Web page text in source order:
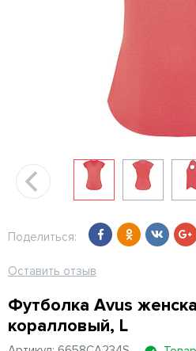
Поделиться:
Оставить отзыв
Футболка Avus
коралловый, L